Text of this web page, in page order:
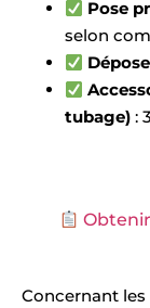
Pose
selon
tubage) :
Concernant les